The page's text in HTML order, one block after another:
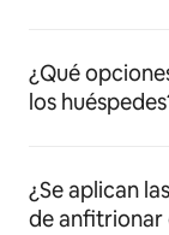
¿Qué
los
¿Se aplican
de anfitrionar